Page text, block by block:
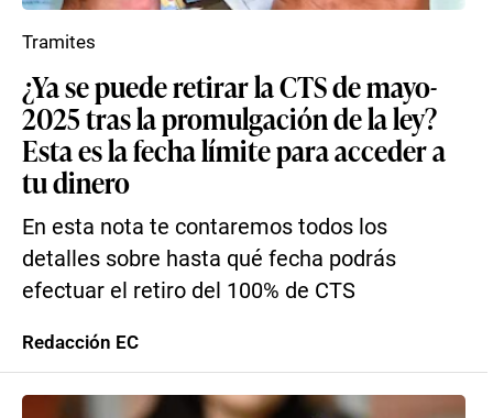
¿Ya se puede retirar la CTS de mayo-
2025 tras la promulgación de la ley?
Esta es la fecha límite para acceder a
tu dinero
En esta nota te contaremos todos los
detalles sobre hasta qué fecha podrás
efectuar el retiro del 100% de CTS
Tramites
Redacción EC